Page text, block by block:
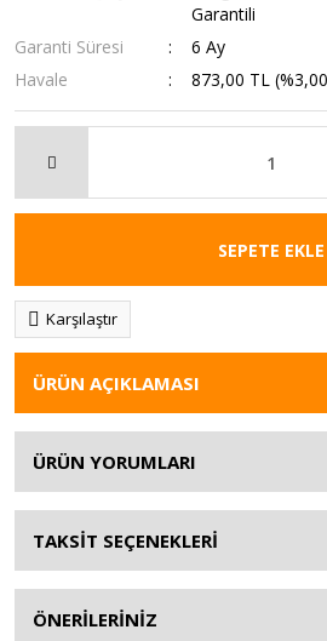
Garantili
Garanti Süresi
6 Ay
Havale
873,00 TL
SEPETE EKLE
Karşılaştır
ÜRÜN AÇIKLAMASI
ÜRÜN YORUMLARI
TAKSİT SEÇENEKLERİ
ÖNERİLERİNİZ